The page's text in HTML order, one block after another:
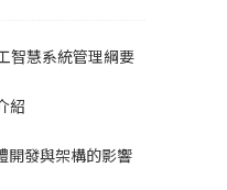
智慧系統管理綱要
紹
開發與架構的影響